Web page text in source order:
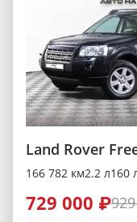
Land Rover
166 782 км2.2 л160
729 000 ₽